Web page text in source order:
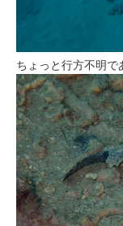
ちょっと行方不明で